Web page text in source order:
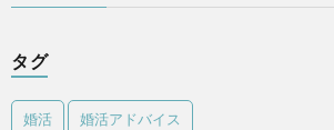
タグ
婚活 婚活アドバイス